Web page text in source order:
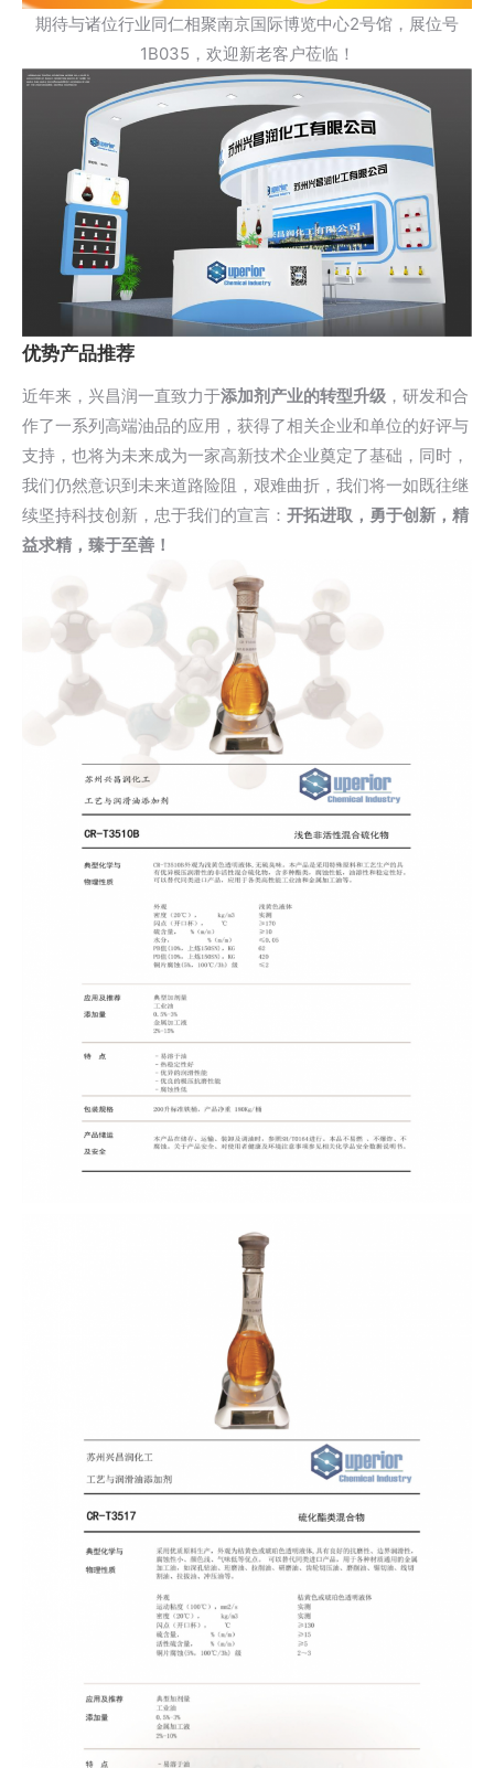
期待与诸位行业同仁相聚南京国际博览中心2号馆，展位号
1B035，欢迎新老客户莅临！
优势产品推荐
近年来，兴昌润一直致力于添加剂产业的转型升级 ，研发和合
作了一系列高端油品的应用，获得了相关企业和单位的好评与
支持，也将为未来成为一家高新技术企业奠定了基础，同时，
我们仍然意识到未来道路险阻，艰难曲折，我们将一如既往继
续坚持科技创新，忠于我们的宣言： 开拓进取，勇于创新，精
益求精，臻于至善！